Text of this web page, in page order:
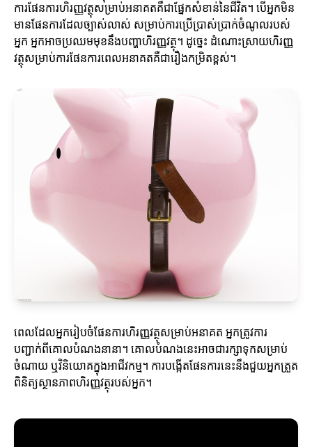
ការផែនការហិរញ្ញវត្ថុសម្រាប់អនាគតគឺជាផ្នែកសំខាន់នៃជីវិត។ បើអ្នកមិន
មានផែនការដែលច្បាស់លាស់ សម្រាប់ការប្រើប្រាស់ប្រាក់ចំណូលរបស់
អ្នក អ្នកអាចប្រឈមមុខនឹងបញ្ហាហិរញ្ញវត្ថុ។ ដូច្នេះ ដំណោះស្រាយហិរញ្ញ
វត្ថុសម្រាប់ការផែនការពេលអនាគតគឺជារឿងកម្រិតខ្ពស់។
ពេលដែលអ្នករៀបចំផែនការហិរញ្ញវត្ថុសម្រាប់អនាគត អ្នកត្រូវការ
បញ្ជាក់ពីគោលបំណងនានា។ គោលបំណងនេះអាចជារក្សាទុកសម្រាប់
ចំណាយ ឬវិនិយោគក្នុងអាជីវកម្ម។ ការបង្កើតផែនការនេះនឹងជួយអ្នកត្រួត
ពិនិត្យស្ថានភាពហិរញ្ញវត្ថុរបស់អ្នក។